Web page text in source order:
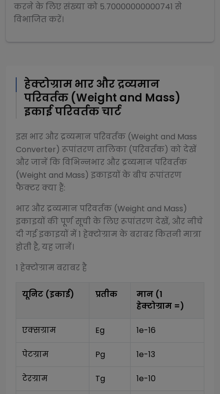
करने के लिए संख्या को 5.70000000000741 से
विभाजितकरें।
हेक्टोग्रामभार और द्रव्यमान
परिवर्तक (Weight and Mass)
इकाई परिवर्तक चार्ट
इस भार और द्रव्यमान परिवर्तक (Weight and Mass
Converter) रूपांतरण तालिका (परिवर्तक) को देखें
और जानें कि विभिन्नभार और द्रव्यमान परिवर्तक
(Weight and Mass) इकाइयों के बीच रूपांतरण
फैक्टर क्या हैं:
भार और द्रव्यमान परिवर्तक (Weight and Mass)
इकाइयों की पूर्ण सूची के लिए रूपांतरण देखें, और नीचे
दी गई इकाइयों में 1 हेक्टोग्रामके बराबर कितनी मात्रा
होती है, यह जानें।
1 हेक्टोग्रामबराबर है
यूनिट (इकाई) प्रतीक
मान (1
हेक्टोग्राम =)
एक्सग्राम Eg 1e-16
पेटग्राम Pg 1e-13
टेरग्राम Tg 1e-10